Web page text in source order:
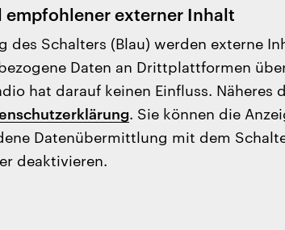
empfohlener externer Inhalt
des Schalters (Blau) werden externe
Daten an Drittplattformen
hat darauf keinen Einfluss. Näheres
. Sie können die
Datenübermittlung mit dem
deaktivieren.